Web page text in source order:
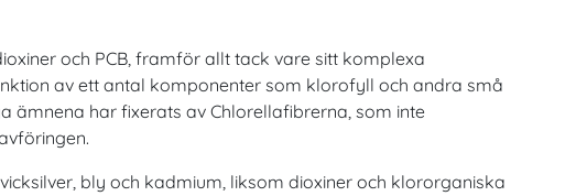
och PCB, framför allt tack vare sitt komplexa
av ett antal komponenter som klorofyll och andra små
ämnena har fixerats av Chlorellafibrerna, som inte
bly och kadmium, liksom dioxiner och klororganiska